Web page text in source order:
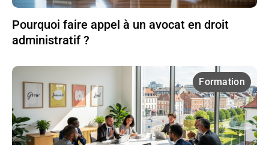
Pourquoi faire appel à un avocat en droit
administratif ?
Formation